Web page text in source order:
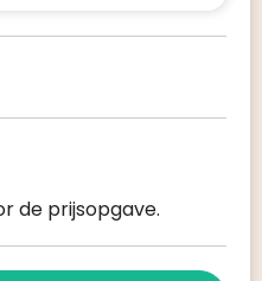
de prijsopgave.